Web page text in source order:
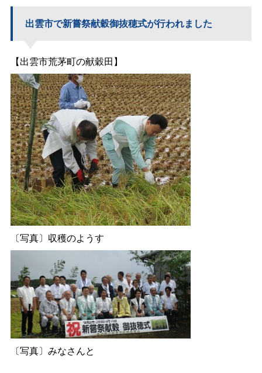
出雲市で新嘗祭献穀御抜穂式が行われました
【出雲市荒茅町の献穀田】
〔写真〕収穫のようす
〔写真〕みなさんと